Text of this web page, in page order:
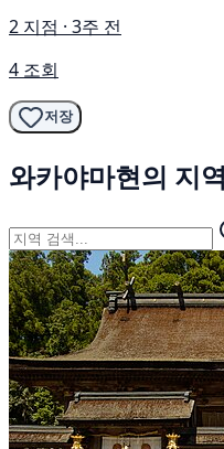
2 지점 · 3주 전
4 조회
저장
와카야마현의 지역